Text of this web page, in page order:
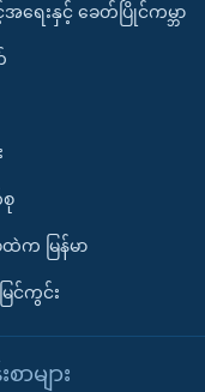
ရေးနှင့် ခေတ်ပြိုင်ကမ္ဘာ
ထဲက မြန်မာ
မြင်ကွင်း
များ